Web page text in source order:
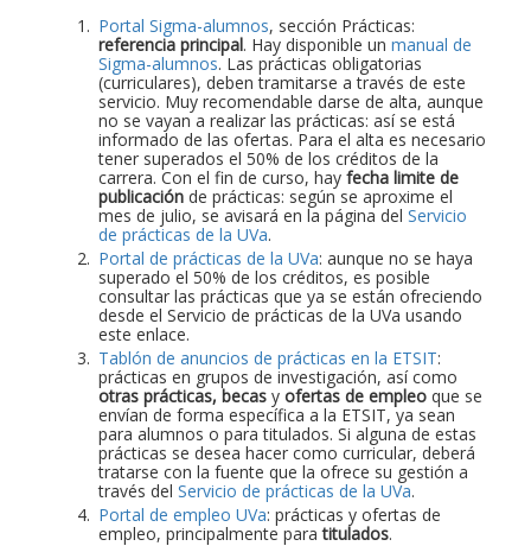
Portal Sigma-alumnos, sección Prácticas:
referencia principal. Hay disponible un manual de
Sigma-alumnos. Las prácticas obligatorias
(curriculares), deben tramitarse a través de este
servicio. Muy recomendable darse de alta, aunque
no se vayan a realizar las prácticas: así se está
informado de las ofertas. Para el alta es necesario
tener superados el 50% de los créditos de la
carrera. Con el fin de curso, hay fecha limite de
publicación de prácticas: según se aproxime el
mes de julio, se avisará en la página del Servicio
de prácticas de la UVa.
Portal de prácticas de la UVa: aunque no se haya
superado el 50% de los créditos, es posible
consultar las prácticas que ya se están ofreciendo
desde el Servicio de prácticas de la UVa usando
este enlace.
Tablón de anuncios de prácticas en la ETSIT:
prácticas en grupos de investigación, así como
otras prácticas, becas y ofertas de empleo que se
envían de forma específica a la ETSIT, ya sean
para alumnos o para titulados. Si alguna de estas
prácticas se desea hacer como curricular, deberá
tratarse con la fuente que la ofrece su gestión a
través del Servicio de prácticas de la UVa.
Portal de empleo UVa: prácticas y ofertas de
empleo, principalmente paratitulados.